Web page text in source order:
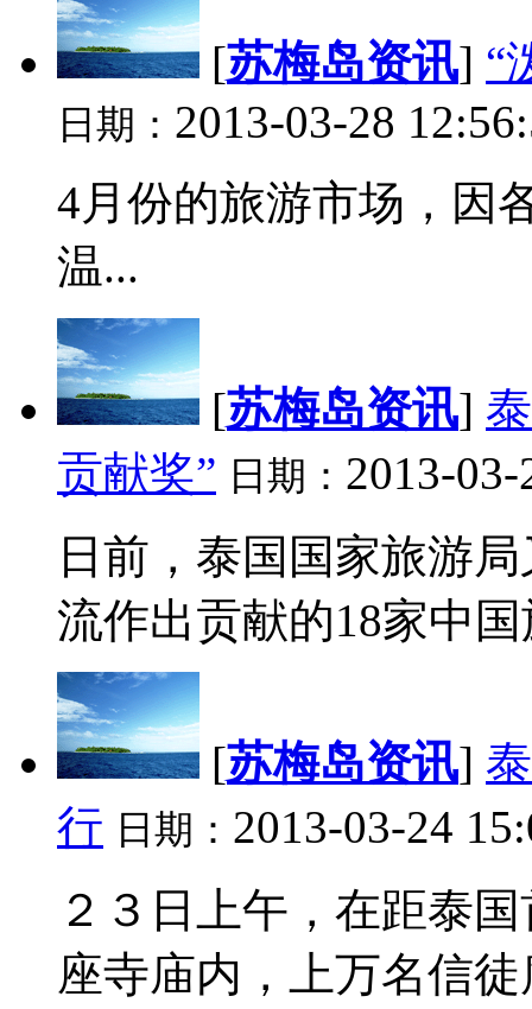
[苏梅岛资讯] “
日期： 2013-03-28
4月份的旅游市场，因
温...
[苏梅岛资讯]
贡献奖” 日期： 2013-
日前，泰国国家旅游
流作出贡献的18家中
[苏梅岛资讯]
行 日期： 2013-03-24
２３日上午，在距泰
座寺庙内，上万名信